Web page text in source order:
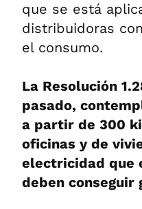
que se está
distribuidoras
el consumo.
La Resolución
pasado,
a partir de 300
oficinas y de
electricidad que
deben conseguir